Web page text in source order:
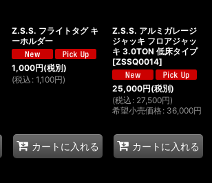
Z.S.S. フライトタグ キ
ーホルダー
1,000円(税別)
(税込 : 1,100円)
カートに入れる
Z.S.S. アルミガレージ
ジャッキ フロアジャッ
キ 3.0TON 低床タイプ
[ZSSQ0014]
25,000円(税別)
(税込 : 27,500円)
希望小売価格 : 36,000円
カートに入れる